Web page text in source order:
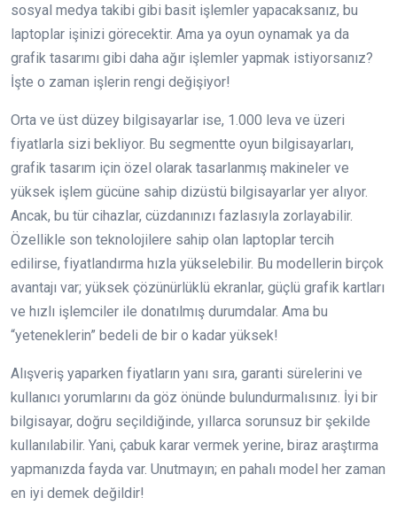
sosyal medya takibi gibi basit işlemler yapacaksanız, bu
laptoplar işinizi görecektir. Ama ya oyun oynamak ya da
grafik tasarımı gibi daha ağır işlemler yapmak istiyorsanız?
İşte o zaman işlerin rengi değişiyor!
Orta ve üst düzey bilgisayarlar ise, 1.000 leva ve üzeri
fiyatlarla sizi bekliyor. Bu segmentte oyun bilgisayarları,
grafik tasarım için özel olarak tasarlanmış makineler ve
yüksek işlem gücüne sahip dizüstü bilgisayarlar yer alıyor.
Ancak, bu tür cihazlar, cüzdanınızı fazlasıyla zorlayabilir.
Özellikle son teknolojilere sahip olan laptoplar tercih
edilirse, fiyatlandırma hızla yükselebilir. Bu modellerin birçok
avantajı var; yüksek çözünürlüklü ekranlar, güçlü grafik kartları
ve hızlı işlemciler ile donatılmış durumdalar. Ama bu
“yeteneklerin” bedeli de bir o kadar yüksek!
Alışveriş yaparken fiyatların yanı sıra, garanti sürelerini ve
kullanıcı yorumlarını da göz önünde bulundurmalısınız. İyi bir
bilgisayar, doğru seçildiğinde, yıllarca sorunsuz bir şekilde
kullanılabilir. Yani, çabuk karar vermek yerine, biraz araştırma
yapmanızda fayda var. Unutmayın; en pahalı model her zaman
en iyi demek değildir!